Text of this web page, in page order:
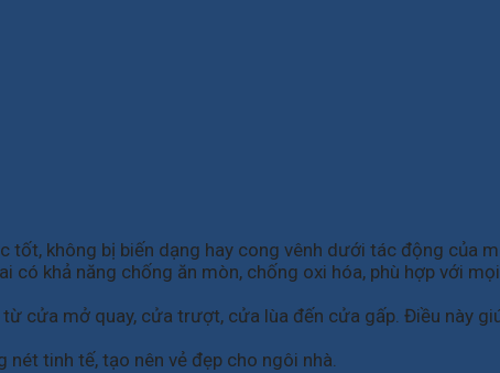
không bị biến dạng hay cong vênh dưới tác động của
khả năng chống ăn mòn, chống oxi hóa, phù hợp với
cửa mở quay, cửa trượt, cửa lùa đến cửa gấp. Điều này
tinh tế, tạo nên vẻ đẹp cho ngôi nhà.